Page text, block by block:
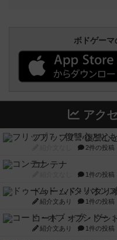
ボドゲーマ
アク
フリップ７：復讐心
2件の投稿
コンテナ
1件の投稿
ドゥームド・バタリ
紹介文あり 1件の投稿
コード・オブ・ブシ
紹介文あり 1件の投稿